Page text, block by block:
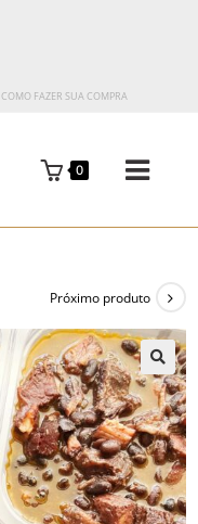
COMO FAZER SUA COMPRA
0
Próximo produto
🔍